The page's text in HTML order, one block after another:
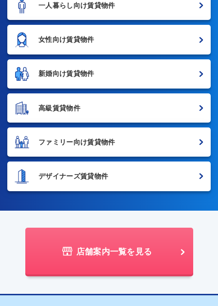
一人暮らし向け賃貸物件
女性向け賃貸物件
新婚向け賃貸物件
高級賃貸物件
ファミリー向け賃貸物件
デザイナーズ賃貸物件
店舗案内一覧を見る